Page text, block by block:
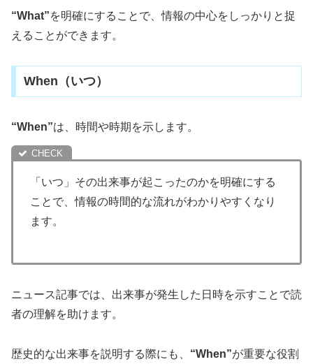
“What”を明確にすることで、情報の中心をしっかりと捉
えることができます。
When（いつ）
“When”は、時間や時期を示します。
「いつ」その出来事が起こったのかを明確にする
ことで、情報の時間的な流れがわかりやすくなり
ます。
ニュース記事では、出来事が発生した日時を示すことで読
者の理解を助けます。
歴史的な出来事を説明する際にも、 “When”が重要な役割